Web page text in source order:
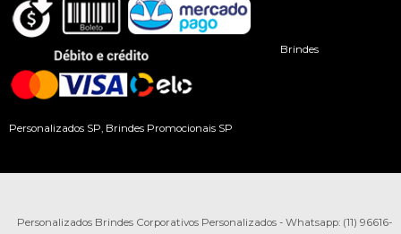
Brindes
Personalizados SP, Brindes Promocionais SP
Personalizados Brindes Corporativos Personalizados - Whatsapp: (11) 96616-